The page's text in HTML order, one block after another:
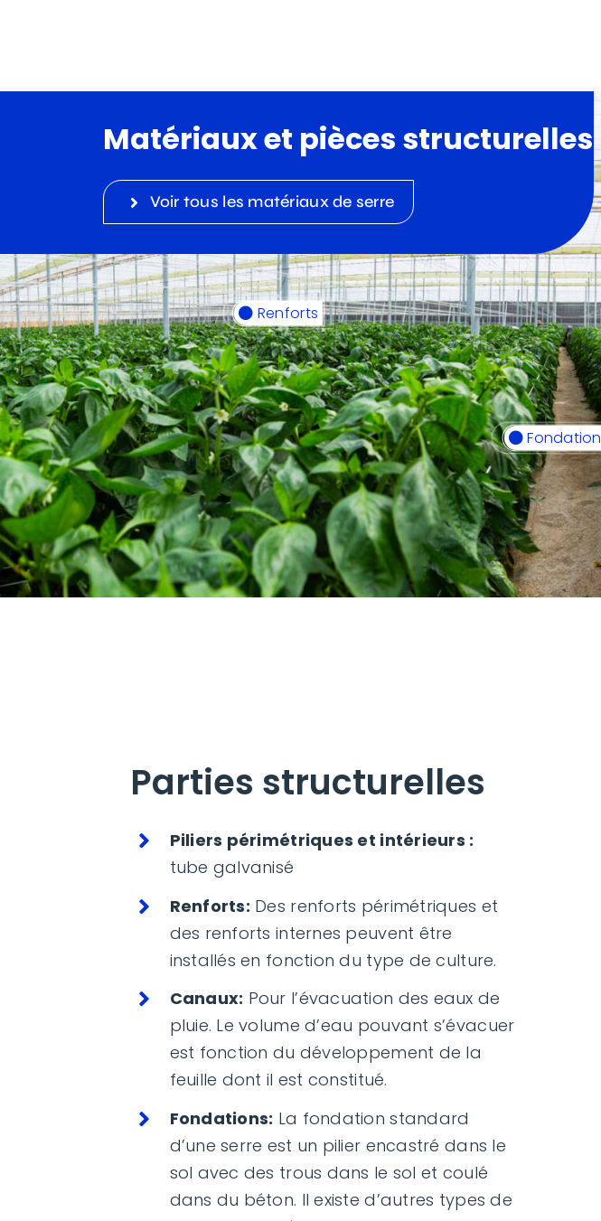
Matériaux et pièces structurelles
Voir tous les matériaux de serre
Renforts
Fondation
Parties structurelles
Piliers périmétriques et intérieurs :
tube galvanisé
Renforts: Des renforts périmétriques et
des renforts internes peuvent être
installés en fonction du type de culture.
Canaux: Pour l’évacuation des eaux de
pluie. Le volume d’eau pouvant s’évacuer
est fonction du développement de la
feuille dont il est constitué.
Fondations: La fondation standard
d’une serre est un pilier encastré dans le
sol avec des trous dans le sol et coulé
dans du béton. Il existe d’autres types de